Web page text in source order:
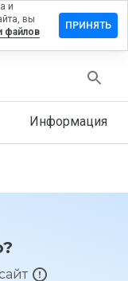
Информация
и
вы
файлов
ПРИНЯТЬ